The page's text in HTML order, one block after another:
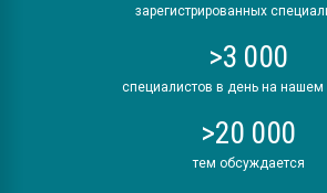
зарегистрированных
>3 000
специалистов в день на
>20 000
тем обсуждается